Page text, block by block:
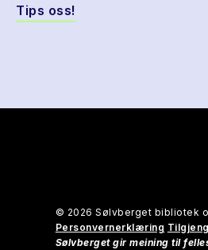
Tips oss!
© 2026 Sølvberget bibliotek
Personvernerklæring
Sølvberget gir meining til